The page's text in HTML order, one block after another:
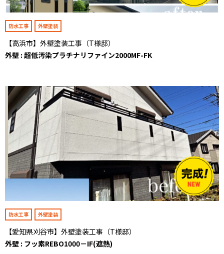
防水工事 外壁塗装
【高浜市】外壁塗装工事（T様邸）
外壁 : 超低汚染プラチナリファイン2000MF-FK
防水工事 外壁塗装
【愛知県刈谷市】外壁塗装工事（T様邸）
外壁 : フッ素REBO1000－IF(遮熱)